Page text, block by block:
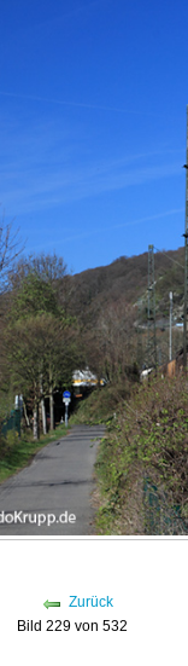
Zurück
Bild 229 von 532